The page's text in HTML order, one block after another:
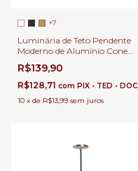
+7
Luminária de Teto Pendente
Moderno de Alumínio Cone
Para Salas Lavabos Balcão e
Cabeceira de Cama.
R$139,90
R$128,71 com PIX • TED • DOC
10 x de R$13,99 sem juros